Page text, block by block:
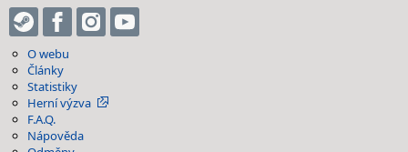
O webu
Články
Statistiky
Herní výzva
F.A.Q.
Nápověda